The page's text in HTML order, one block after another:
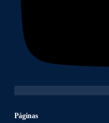
Páginas